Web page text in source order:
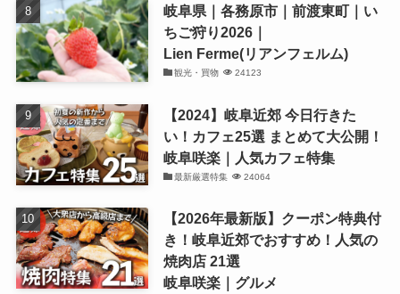
岐阜県｜各務原市｜前渡東町｜い
ちご狩り2026｜
Lien Ferme(リアンフェルム)
観光・買物 24123
【2024】岐阜近郊 今日行きた
い！カフェ25選 まとめて大公開！
岐阜咲楽｜人気カフェ特集
最新厳選特集 24064
【2026年最新版】クーポン特典付
き！岐阜近郊でおすすめ！人気の
焼肉店 21選
岐阜咲楽｜グルメ